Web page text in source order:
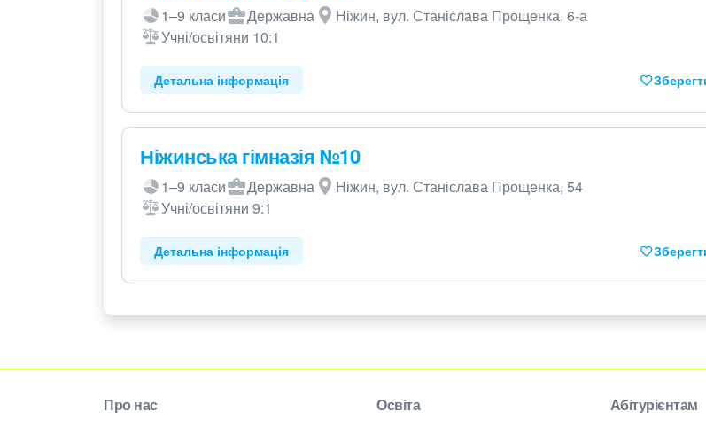
1–9 класи Державна
Ніжин, вул. Станіслава Прощенка, 6-а
Учні/освітяни 10:1
Детальна інформація
Ніжинська гімназія №10
1–9 класи Державна
Ніжин, вул. Станіслава Прощенка, 54
Учні/освітяни 9:1
Детальна інформація
Про нас Освіта Абітурієнтам